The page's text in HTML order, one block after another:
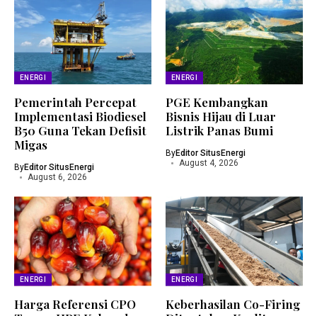
ENERGI
Pemerintah Percepat
Implementasi Biodiesel
B50 Guna Tekan Defisit
Migas
ByEditor SitusEnergi
August 6, 2026
ENERGI
PGE Kembangkan
Bisnis Hijau di Luar
Listrik Panas Bumi
ByEditor SitusEnergi
August 4, 2026
ENERGI
Harga Referensi CPO
ENERGI
Keberhasilan Co-Firing